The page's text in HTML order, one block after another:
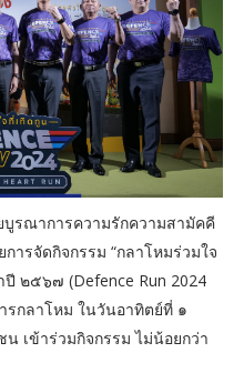
บูรณาการความรักความสามัคคี
ารจัดกิจกรรม “กลาโหมร่วมใจ
ปี ๒๕๖๗ (Defence Run 2024
รกลาโหม ในวันอาทิตย์ที่ ๑
เข้าร่วมกิจกรรม ไม่น้อยกว่า